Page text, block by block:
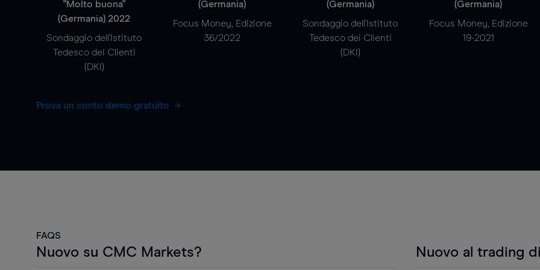
"Molto buona"
(Germania) 2022
Sondaggio dell'Istituto
Tedesco dei Clienti
(DKI)
(Germania)
Focus Money, Edizione
36/2022
(Germania)
Sondaggio dell'Istituto
Tedesco dei Clienti
(DKI)
(Germania)
Focus Money, Edizione
19-2021
Prova un conto demo gratuito
FAQS
Nuovo su CMC Markets? Nuovo al trading